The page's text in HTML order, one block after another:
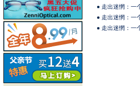
走出迷惘：一
走出迷惘：一
走出迷惘：一